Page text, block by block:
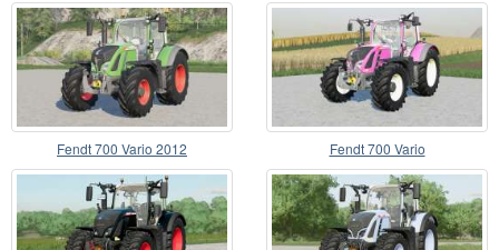
Fendt 700 Vario 2012 Fendt 700 Vario